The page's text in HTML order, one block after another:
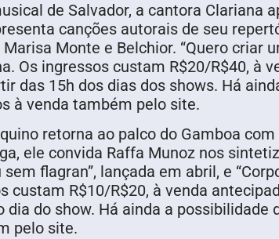
de Salvador, a cantora Clariana
canções autorais de seu
Monte e Belchior. “Quero
Os ingressos custam R$20/R$40, à
das 15h dos dias dos shows. Há
à venda também pelo site.
retorna ao palco do Gamboa
ele convida Raffa Munoz nos
sem flagran”, lançada em abril, e
custam R$10/R$20, à venda
dia do show. Há ainda a
pelo site.